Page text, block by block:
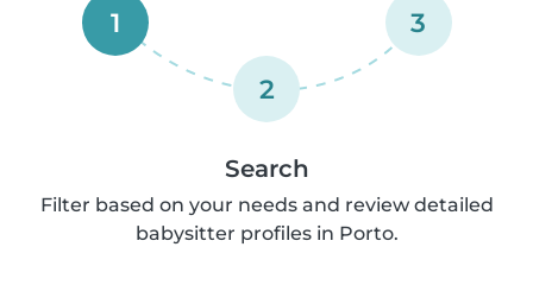
1
2
3
Search
Filter based on your needs and review detailed
babysitter profiles in Porto.